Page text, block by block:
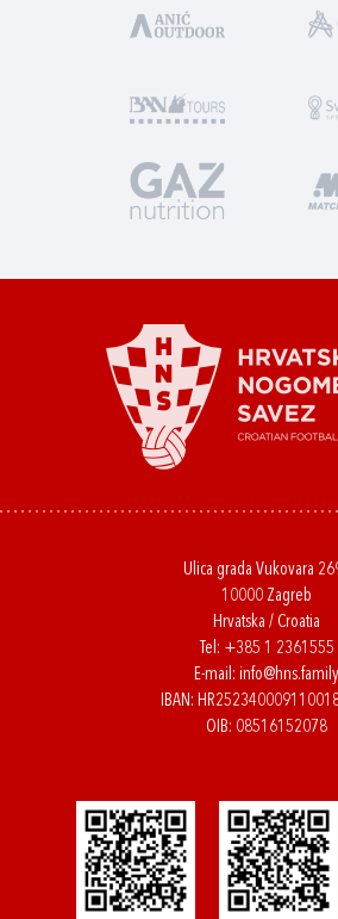
Ulica grada Vukovara
10000 Zagreb
Hrvatska / Croatia
Tel: +385 1 2361555
E-mail: info@hns.family
IBAN:
OIB: 08516152078